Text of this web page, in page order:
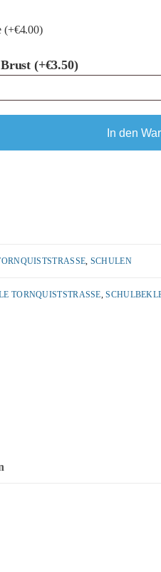
(+€4.00)
(+€3.50)
In den
SCHULEN
TORNQUISTSTRASSE ,